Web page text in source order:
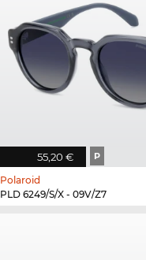
55,20 € P
Polaroid
PLD 6249/S/X - 09V/Z7